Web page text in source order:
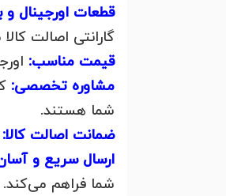
قطعات اورجینال و
گارانتی اصالت
قیمت مناسب:
مشاوره تخصصی:
شما هستند.
ضمانت اصالت کالا:
ارسال سریع و
شما فراهم می‌کند.